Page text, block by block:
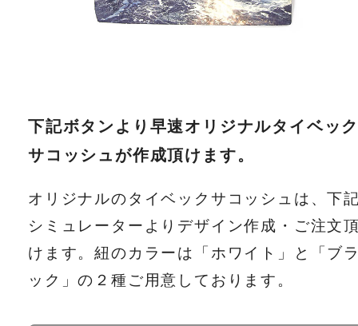
下記ボタンより早速オリジナルタイベッ
サコッシュが作成頂けます。
オリジナルのタイベックサコッシュは、下
シミュレーターよりデザイン作成・ご注文
けます。紐のカラーは「ホワイト」と「ブ
ック」の２種ご用意しております。